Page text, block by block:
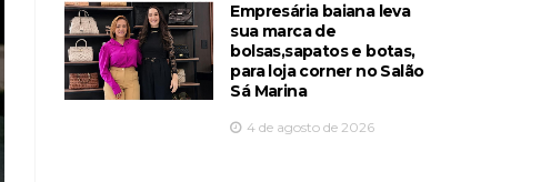
Empresária baiana leva
sua marca de
bolsas,sapatos e botas,
para loja corner no Salão
Sá Marina
4 de agosto de 2026